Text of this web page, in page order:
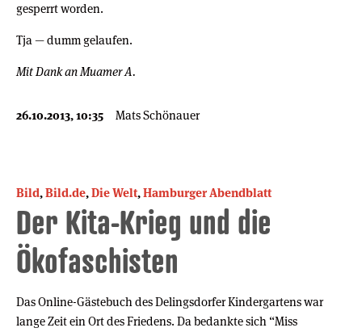
gesperrt worden.
Tja — dumm gelaufen.
Mit Dank an Muamer A.
26.10.2013, 10:35 Mats Schönauer
Bild,Bild.de,Die Welt,Hamburger Abendblatt
Der Kita-Krieg und die
Ökofaschisten
Das Online-Gästebuch des Delingsdorfer Kindergartens war
lange Zeit ein Ort des Friedens. Da bedankte sich “Miss